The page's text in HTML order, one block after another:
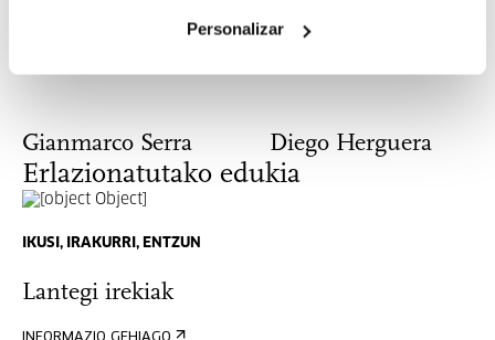
Personalizar
Gianmarco Serra Diego Herguera
Erlazionatutako edukia
IKUSI, IRAKURRI, ENTZUN
Lantegi irekiak